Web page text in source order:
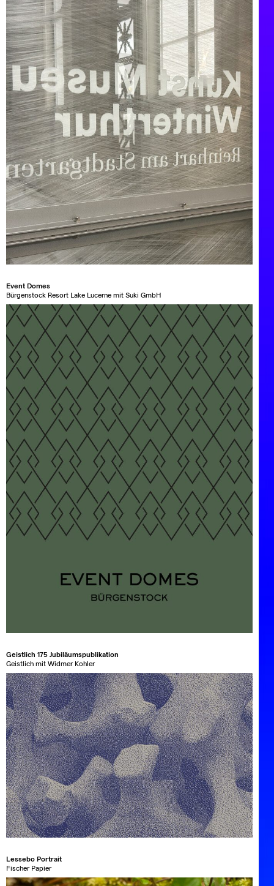
Event Domes
Bürgenstock Resort Lake Lucerne mit Suki GmbH
Geistlich 175 Jubiläumspublikation
Geistlich mit Widmer Kohler
Lessebo Portrait
Fischer Papier